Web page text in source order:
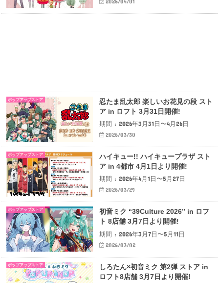
ポップアップストア
忍たま乱太郎 楽しいお花見の段 スト
ア in ロフト 3月31日開催!
期間 : 2026年3月31日〜4月26日
2026/03/30
ポップアップストア
ハイキュー!! ハイキュープラザ スト
ア in 4都市 4月1日より開催!
期間 : 2026年4月1日〜5月27日
2026/03/29
ポップアップストア
初音ミク “39Culture 2026” in ロフ
ト 8店舗 3月7日より開催!
期間 : 2026年3月7日〜5月11日
2026/03/02
ポップアップストア
しろたん×初音ミク 第2弾 ストア in
ロフト8店舗 3月7日より開催!